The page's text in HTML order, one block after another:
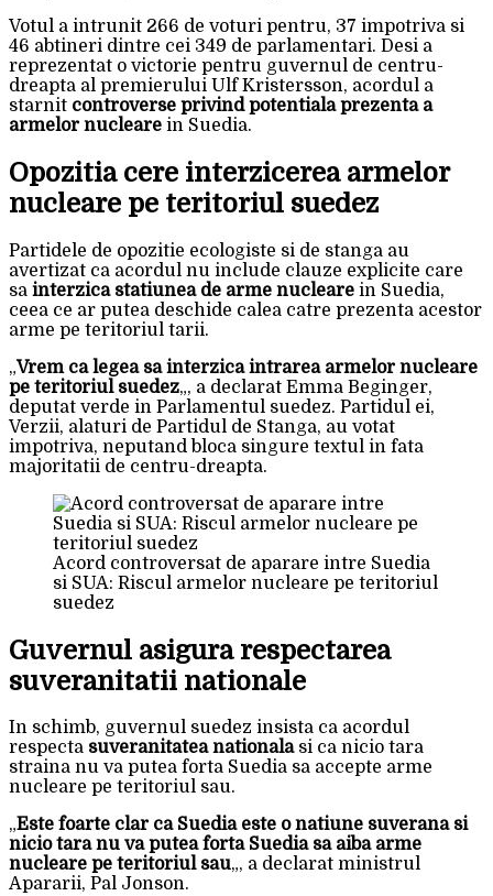
Votul a intrunit 266 de voturi pentru, 37 impotriva si
46 abtineri dintre cei 349 de parlamentari. Desi a
reprezentat o victorie pentru guvernul de centru-
dreapta al premierului Ulf Kristersson, acordul a
starnit controverse privind potentiala prezenta a
armelor nucleare in Suedia.
Opozitia cere interzicerea armelor
nucleare pe teritoriul suedez
Partidele de opozitie ecologiste si de stanga au
avertizat ca acordul nu include clauze explicite care
sa interzica statiunea de arme nucleare in Suedia,
ceea ce ar putea deschide calea catre prezenta acestor
arme pe teritoriul tarii.
„Vrem ca legea sa interzica intrarea armelor nucleare
pe teritoriul suedez„, a declarat Emma Beginger,
deputat verde in Parlamentul suedez. Partidul ei,
Verzii, alaturi de Partidul de Stanga, au votat
impotriva, neputand bloca singure textul in fata
majoritatii de centru-dreapta.
Acord controversat de aparare intre Suedia
si SUA: Riscul armelor nucleare pe teritoriul
suedez
Guvernul asigura respectarea
suveranitatii nationale
In schimb, guvernul suedez insista ca acordul
respecta suveranitatea nationalasi ca nicio tara
straina nu va putea forta Suedia sa accepte arme
nucleare pe teritoriul sau.
„Este foarte clar ca Suedia este o natiune suverana si
nicio tara nu va putea forta Suedia sa aiba arme
nucleare pe teritoriul sau„, a declarat ministrul
Apararii, Pal Jonson.